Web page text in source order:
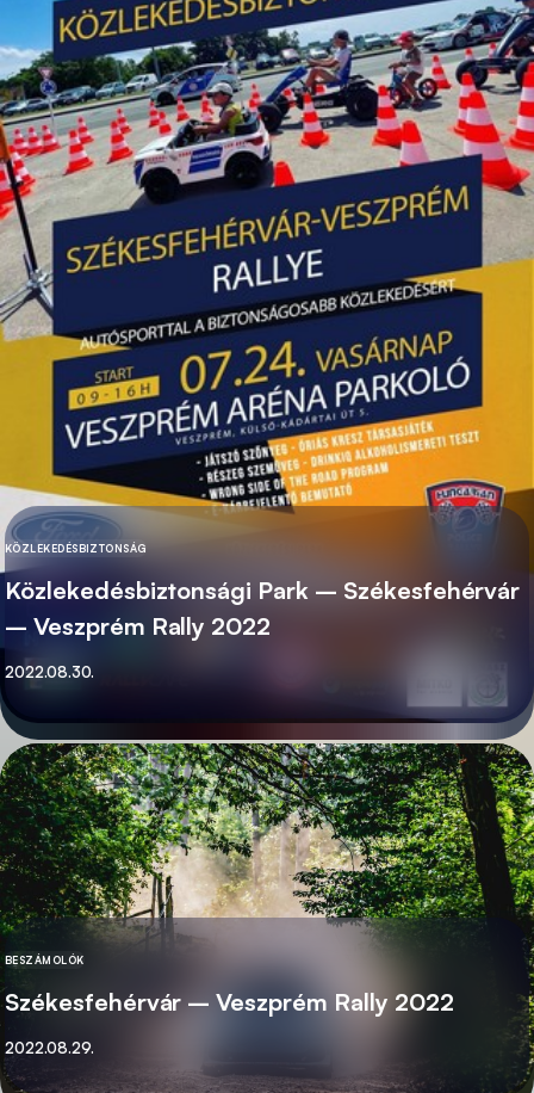
KATEGÓRIA
KÖZLEKEDÉSBIZTONSÁG
Közlekedésbiztonsági Park – Székesfehérvár
– Veszprém Rally 2022
Közzétett
2022.08.30.
KATEGÓRIA
BESZÁMOLÓK
Székesfehérvár – Veszprém Rally 2022
Közzétett
2022.08.29.